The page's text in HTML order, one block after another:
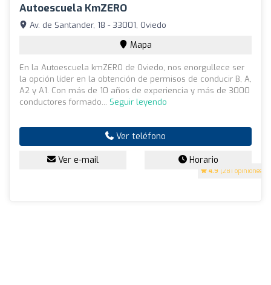
Autoescuela KmZERO
4.9 (281 opiniones)
Av. de Santander, 18 - 33001, Oviedo
Mapa
En la Autoescuela kmZERO de Oviedo, nos enorgullece ser
la opción líder en la obtención de permisos de conducir B, A,
A2 y A1. Con más de 10 años de experiencia y más de 3000
conductores formado... Seguir leyendo
Ver teléfono
Ver e-mail Horario